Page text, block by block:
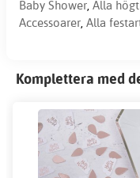
Baby Shower, Alla
Accessoarer, Alla
Komplettera med